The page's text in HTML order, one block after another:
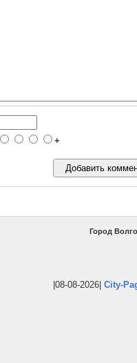
+
Город
|08-08-2026| City-